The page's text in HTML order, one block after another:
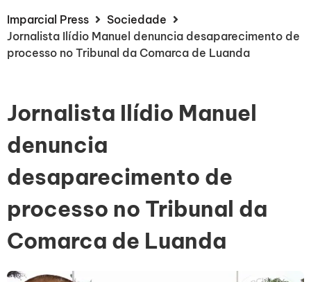
Imparcial Press
Sociedade
Jornalista Ilídio Manuel denuncia desaparecimento de
processo no Tribunal da Comarca de Luanda
Jornalista Ilídio Manuel
denuncia
desaparecimento de
processo no Tribunal da
Comarca de Luanda